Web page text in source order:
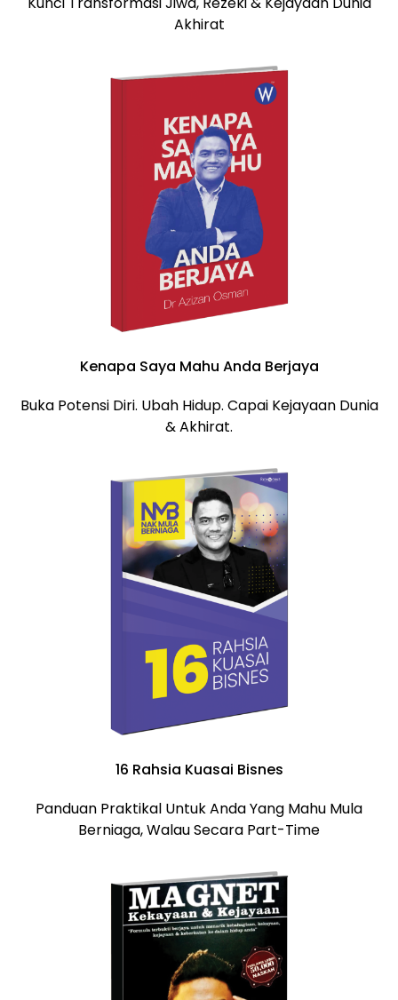
Akhirat
Kenapa Saya Mahu Anda Berjaya
Buka Potensi Diri. Ubah Hidup. Capai Kejayaan Dunia
& Akhirat.
16 Rahsia Kuasai Bisnes
Panduan Praktikal Untuk Anda Yang Mahu Mula
Berniaga, Walau Secara Part-Time